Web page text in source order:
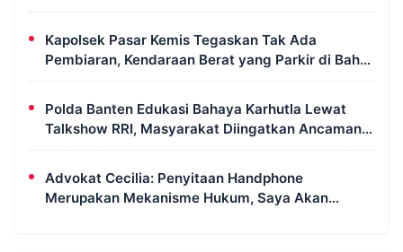
Terperosok ke Jurang
Kapolsek Pasar Kemis Tegaskan Tak Ada
Pembiaran, Kendaraan Berat yang Parkir di Bahu
Jalan Langsung Ditertibkan
Polda Banten Edukasi Bahaya Karhutla Lewat
Talkshow RRI, Masyarakat Diingatkan Ancaman
Pidana Pembakaran Lahan
Advokat Cecilia: Penyitaan Handphone
Merupakan Mekanisme Hukum, Saya Akan